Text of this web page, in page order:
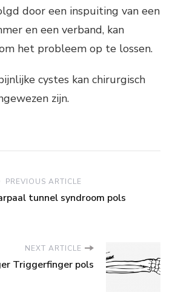
door een inspuiting van een
en een verband, kan
het probleem op te lossen.
cystes kan chirurgisch
zijn.
PREVIOUS ARTICLE
tunnel syndroom pols
NEXT ARTICLE
Triggerfinger pols